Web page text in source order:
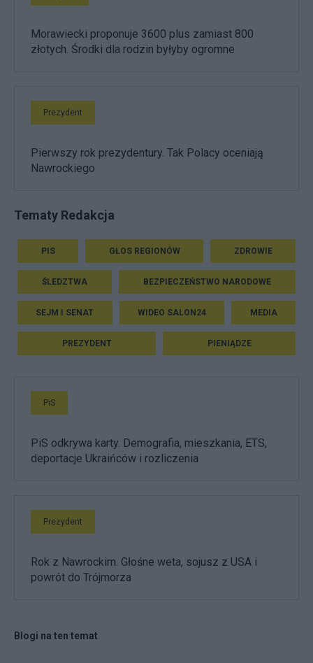
Morawiecki proponuje 3600 plus zamiast 800
złotych. Środki dla rodzin byłyby ogromne
Prezydent
Pierwszy rok prezydentury. Tak Polacy oceniają
Nawrockiego
Tematy Redakcja
PIS GŁOS REGIONÓW ZDROWIE
ŚLEDZTWA BEZPIECZEŃSTWO NARODOWE
SEJM I SENAT WIDEO SALON24 MEDIA
PREZYDENT PIENIĄDZE
PiS
PiS odkrywa karty. Demografia, mieszkania, ETS,
deportacje Ukraińców i rozliczenia
Prezydent
Rok z Nawrockim. Głośne weta, sojusz z USA i
powrót do Trójmorza
Blogi na ten temat